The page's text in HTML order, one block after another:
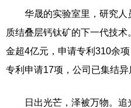
华晟的实验室里，研究人
质结叠层钙钛矿的下一代技
金超4亿元，申请专利310余
专利申请17项，公司已集结异
日出光芒，泽被万物。追